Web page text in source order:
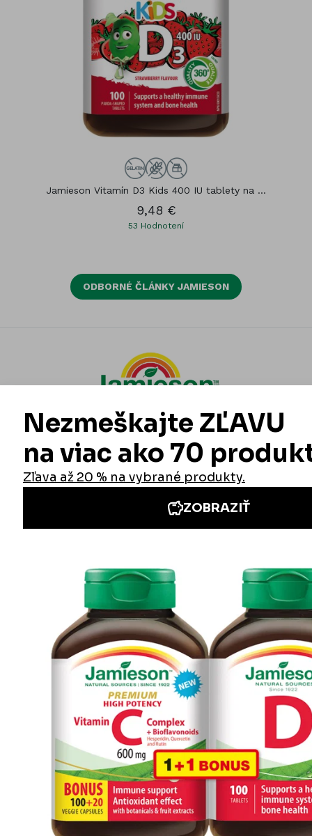
Jamieson Vitamín D3 Kids 400 IU tablety na ...
9,48 €
53 Hodnotení
ODBORNÉ ČLÁNKY JAMIESON
Iné stránky Jamieson
Prihlásenie do newslettra
Zadaním emailovej adresy a odoslaním formulára udeľujete svoj súhlas so
spracovaním osobných údajov na účely marketingu. Pre bližšie informácie
o spracovaní osobných údajov pozrite stránku Informácie o spracovaní
osobných údajov.
Zásady ochrany osobných údajov >>|Nastavenie súborov cookies